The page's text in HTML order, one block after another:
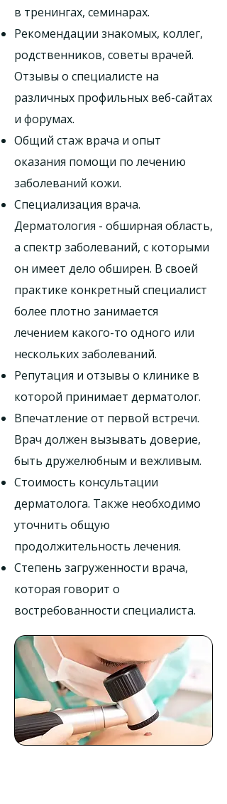
в тренингах, семинарах.
Рекомендации знакомых, коллег,
родственников, советы врачей.
Отзывы о специалисте на
различных профильных веб-сайтах
и ​​форумах.
Общий стаж врача и опыт
оказания помощи по лечению
заболеваний кожи.
Специализация врача.
Дерматология - обширная область,
а спектр заболеваний, с которыми
он имеет дело обширен. В своей
практике конкретный специалист
более плотно занимается
лечением какого-то одного или
нескольких заболеваний.
Репутация и отзывы о клинике в
которой принимает дерматолог.
Впечатление от первой встречи.
Врач должен вызывать доверие,
быть дружелюбным и вежливым.
Стоимость консультации
дерматолога. Также необходимо
уточнить общую
продолжительность лечения.
Степень загруженности врача,
которая говорит о
востребованности специалиста.